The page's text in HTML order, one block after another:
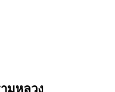
มหลวง